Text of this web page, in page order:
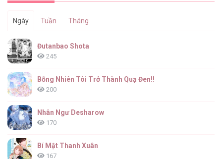
Gả Cho Vai Ác [...] – Chap 51
Ngày Tuần Tháng
Đutanbao Shota
245
Bỗng Nhiên Tôi Trở Thành Quạ Đen!!
200
Nhân Ngư Desharow
170
Bí Mật Thanh Xuân
167